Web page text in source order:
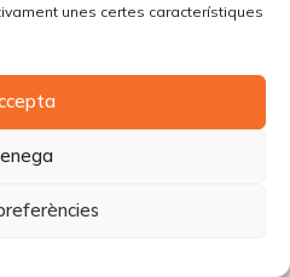
unes certes característiques
Agency2026
Agency
de cookies